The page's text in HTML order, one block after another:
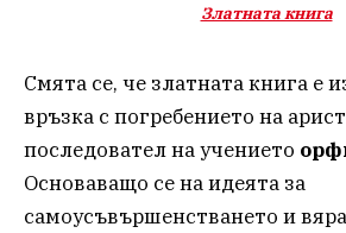
Златната книга
Смята се, че златната книга е
връзка с погребението на
последовател на учението
Основаващо се на идеята за
самоусъвършенстването и